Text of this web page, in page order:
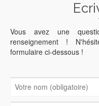
Vous avez une
renseignement !
formulaire ci-dessous !